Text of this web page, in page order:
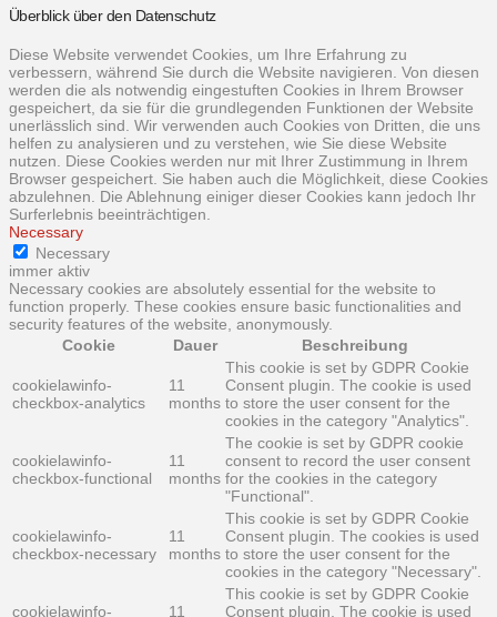
Überblick über den Datenschutz
Diese Website verwendet Cookies, um Ihre Erfahrung zu
verbessern, während Sie durch die Website navigieren. Von diesen
werden die als notwendig eingestuften Cookies in Ihrem Browser
gespeichert, da sie für die grundlegenden Funktionen der Website
unerlässlich sind. Wir verwenden auch Cookies von Dritten, die uns
helfen zu analysieren und zu verstehen, wie Sie diese Website
nutzen. Diese Cookies werden nur mit Ihrer Zustimmung in Ihrem
Browser gespeichert. Sie haben auch die Möglichkeit, diese Cookies
abzulehnen. Die Ablehnung einiger dieser Cookies kann jedoch Ihr
Surferlebnis beeinträchtigen.
Necessary
Necessary
immer aktiv
Necessary cookies are absolutely essential for the website to
function properly. These cookies ensure basic functionalities and
security features of the website, anonymously.
Cookie
Dauer Beschreibung
cookielawinfo-
checkbox-analytics
11
months
This cookie is set by GDPR Cookie
Consent plugin. The cookie is used
to store the user consent for the
cookies in the category "Analytics".
cookielawinfo-
checkbox-functional
11
months
The cookie is set by GDPR cookie
consent to record the user consent
for the cookies in the category
"Functional".
cookielawinfo-
checkbox-necessary
11
months
This cookie is set by GDPR Cookie
Consent plugin. The cookies is used
to store the user consent for the
cookies in the category "Necessary".
cookielawinfo-
11
This cookie is set by GDPR Cookie
Consent plugin. The cookie is used